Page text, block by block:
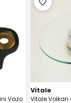
Vazo
Vitale
Vitale Volkan